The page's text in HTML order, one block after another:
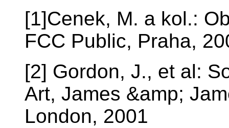
[1]Cenek, M. a kol.:
FCC Public, Praha,
[2] Gordon, J., et al:
Art, James &amp;
London, 2001